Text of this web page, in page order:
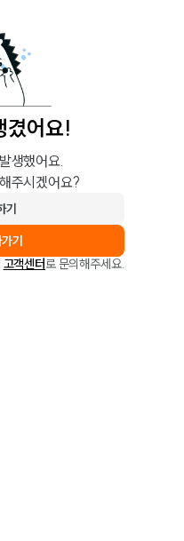
겼어요!
생했어요.
주시겠어요?
기
기
고객센터로 문의해주세요.